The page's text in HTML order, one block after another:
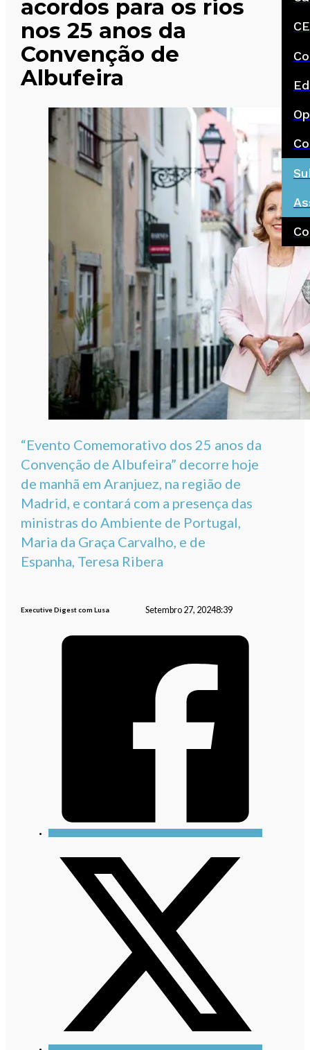
acordos para os rios
nos 25 anos da
Convenção de
Albufeira
“Evento Comemorativo dos 25 anos da
Convenção de Albufeira” decorre hoje
de manhã em Aranjuez, na região de
Madrid, e contará com a presença das
ministras do Ambiente de Portugal,
Maria da Graça Carvalho, e de
Espanha, Teresa Ribera
Executive Digest com Lusa Setembro 27, 20248:39